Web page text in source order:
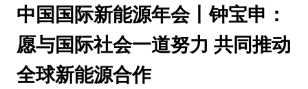
中国国际新能源年会丨钟宝申：
愿与国际社会一道努力 共同推动
全球新能源合作